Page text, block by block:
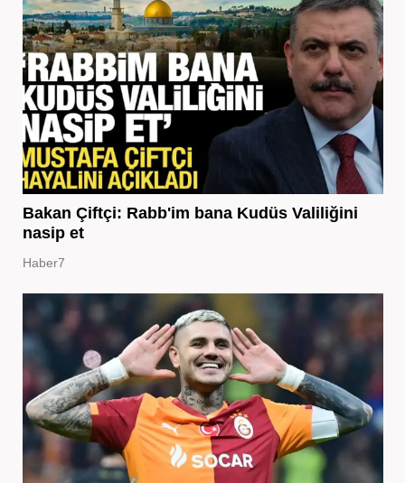
Bakan Çiftçi: Rabb'im bana Kudüs Valiliğini
nasip et
Haber7